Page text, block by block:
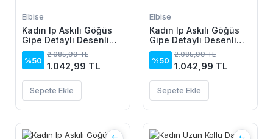
Elbise
Kadın Ip Askılı Göğüs
Gipe Detaylı Desenli
Uzun Süprem Elbise
%50
2.085,99 TL
1.042,99 TL
Sepete Ekle
Elbise
Kadın Ip Askılı Göğüs
Gipe Detaylı Desenli
Uzun Süprem Elbise
%50
2.085,99 TL
1.042,99 TL
Sepete Ekle